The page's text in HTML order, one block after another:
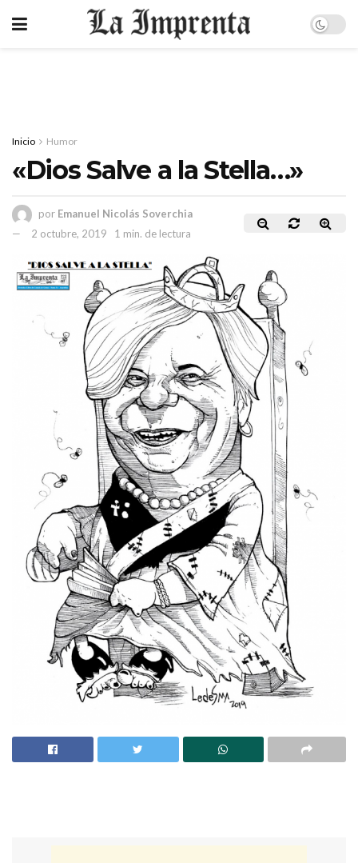
Inicio Humor
«Dios Salve a la Stella…»
por Emanuel Nicolás Soverchia
2 octubre, 2019
1 min. de lectura